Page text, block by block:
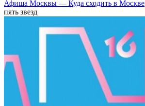
Афиша Москвы — Куда сходить в Москве
пять звезд